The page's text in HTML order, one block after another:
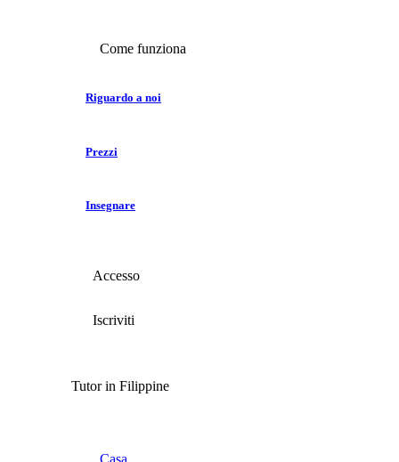
Come funziona
Riguardo a noi
Prezzi
Insegnare
Accesso
Iscriviti
Tutor in Filippine
Casa